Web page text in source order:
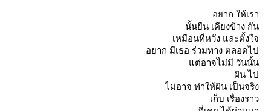
อยาก ให้เรา
นั้นยืน เคียงข้าง กัน
เหมือนที่หวัง และตั้งใจ
อยาก มีเธอ ร่วมทาง ตลอดไป
ต่อาจไม่มี วันนั้น
ฝัน ไป
ไม่อาจ ทำให้ฝัน เป็นจริง
เก็บ เรื่องราว